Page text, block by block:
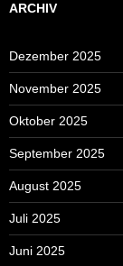
ARCHIV
Dezember 2025
November 2025
Oktober 2025
September 2025
August 2025
Juli 2025
Juni 2025